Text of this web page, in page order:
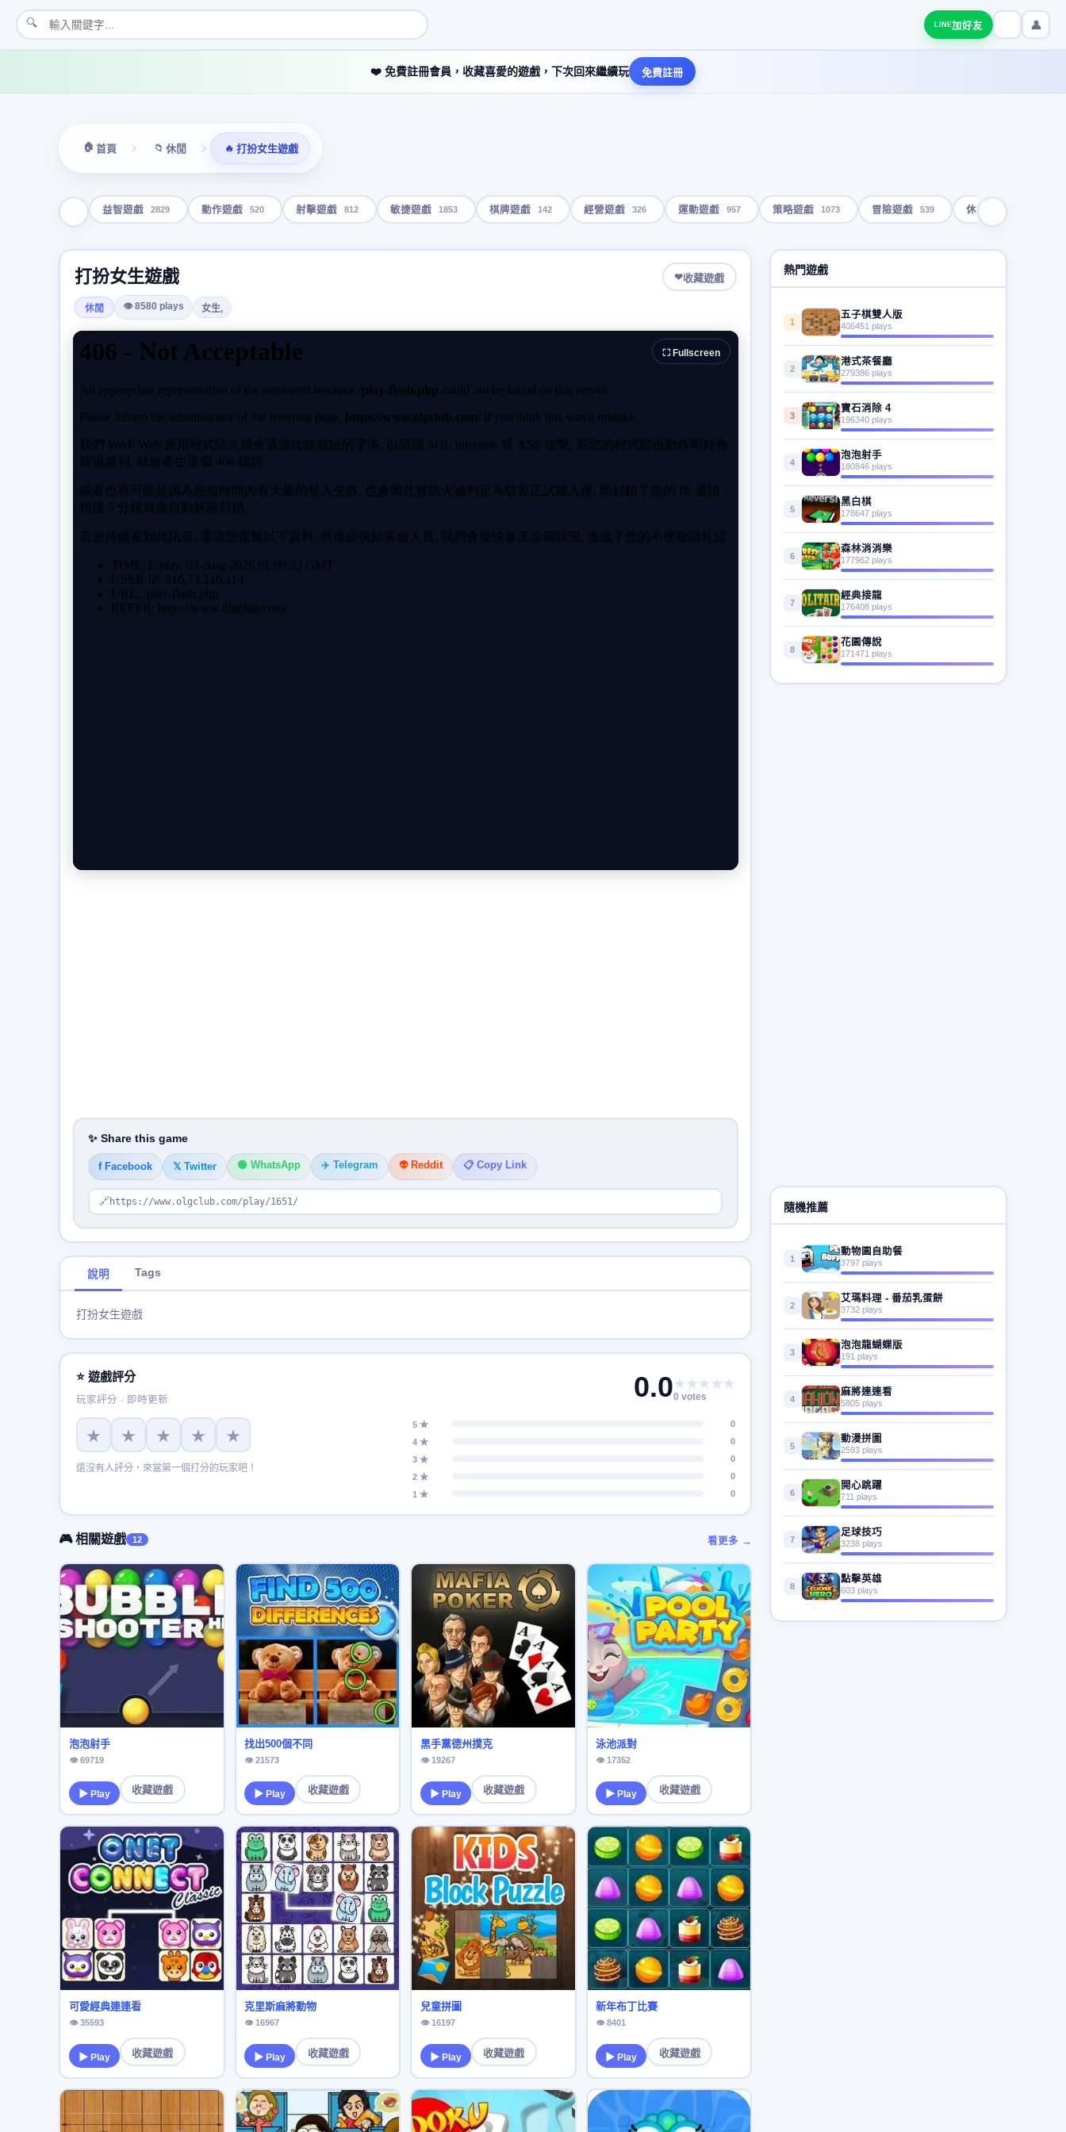
🔍 LINE加好友 👤
❤️ 免費註冊會員，收藏喜愛的遊戲，下次回來繼續玩 免費註冊
🏠 首頁 📁 休閒 🔥 打扮女生遊戲
益智遊戲 2829 動作遊戲 520 射擊遊戲 812 敏捷遊戲 1853 棋牌遊戲 142 經營遊戲 326 運動遊戲 957 策略遊戲 1073 冒險遊戲 539 休閒遊戲
打扮女生遊戲 ❤收藏遊戲
休閒 👁 8580 plays 女生,
⛶ Fullscreen
✨ Share this game
f Facebook 𝕏 Twitter 🟢 WhatsApp ✈️ Telegram 👽 Reddit 📋 Copy Link
🔗 https://www.olgclub.com/play/1651/
說明 Tags
打扮女生遊戲
⭐ 遊戲評分
玩家評分 · 即時更新 0.0★★★★★
0 votes
★ ★ ★ ★ ★
還沒有人評分，來當第一個打分的玩家吧！
5 ★
0
4 ★
0
3 ★
0
2 ★
0
1 ★
0
🎮 相關遊戲 12 看更多 →
泡泡射手
👁 69719
▶ Play 收藏遊戲
找出500個不同
👁 21573
▶ Play 收藏遊戲
黑手黨德州撲克
👁 19267
▶ Play 收藏遊戲
泳池派對
👁 17352
▶ Play 收藏遊戲
可愛經典連連看
👁 35593
▶ Play 收藏遊戲
克里斯麻將動物
👁 16967
▶ Play 收藏遊戲
兒童拼圖
👁 16197
▶ Play 收藏遊戲
新年布丁比賽
👁 8401
▶ Play 收藏遊戲
熱門遊戲
1
五子棋雙人版
406451 plays
2
港式茶餐廳
279386 plays
3
寶石消除 4
196340 plays
4
泡泡射手
180846 plays
5
黑白棋
178647 plays
6
森林消消樂
177962 plays
7
經典接龍
176408 plays
8
花園傳說
171471 plays
隨機推薦
1
動物園自助餐
3797 plays
2
艾瑪料理 - 番茄乳蛋餅
3732 plays
3
泡泡龍蝴蝶版
191 plays
4
麻將連連看
5805 plays
5
動漫拼圖
2593 plays
6
開心跳躍
711 plays
7
足球技巧
3238 plays
8
點擊英雄
603 plays